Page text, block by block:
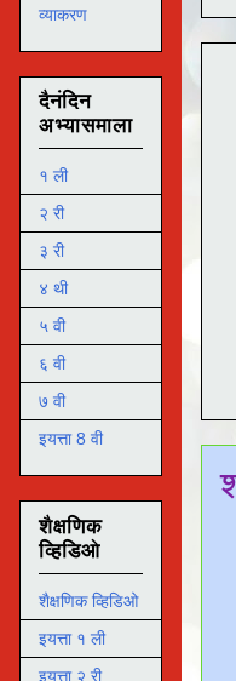
व्याकरण
दैनंदिन
अभ्यासमाला
१ ली
२ री
३ री
४ थी
५ वी
६ वी
७ वी
इयत्ता 8 वी
शैक्षणिक
व्हिडिओ
शैक्षणिक व्हिडिओ
इयत्ता १ ली
इयत्ता २ री